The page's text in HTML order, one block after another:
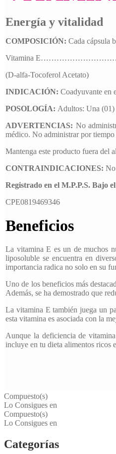
Energía y vitalidad
COMPOSICIÓN: Cada cápsula
Vitamina
(D-alfa-Tocoferol Acetato)
INDICACIÓN: Coadyuvante en
POSOLOGÍA: Adultos: Una (01)
ADVERTENCIAS: No
médico. No administrar por
Mantenga este producto fuera del
CONTRAINDICACIONES: No
Registrado en el M.P.P.S. Bajo
CPE0819469346
Beneficios
La vitamina E es un de muchos
liposoluble se encuentra en
importancia radica no solo en su
Uno de los beneficios más
Además, se ha demostrado que
La vitamina E también juega un
esta vitamina es asociada con la
Aunque la deficiencia de
incluye en tu dieta alimentos ricos
Compuesto(s)
Lo Consigues en
Compuesto(s)
Lo Consigues en
Categorías